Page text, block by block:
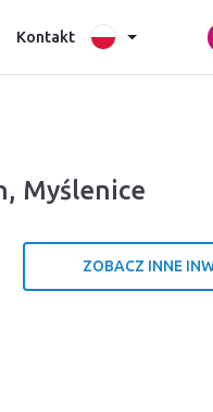
Kontakt
Myślenice
ZOBACZ INNE